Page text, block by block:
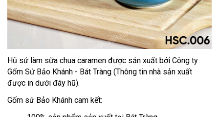
Hũ sứ làm sữa chua caramen được sản xuất bởi Công ty
Gốm Sứ Bảo Khánh - Bát Tràng (Thông tin nhà sản xuất
được in dưới đáy hũ).
Gốm sứ Bảo Khánh cam kết: